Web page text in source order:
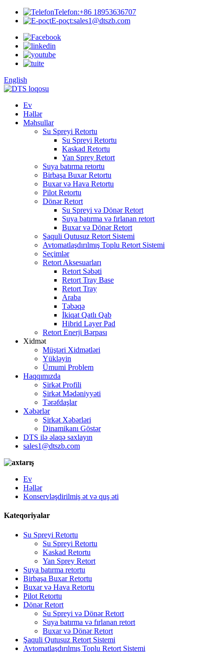
Telefon:+86 18953636707
E-poçt:sales1@dtszb.com
English
Ev
Həllər
Məhsullar
Su Spreyi Retortu
Su Spreyi Retortu
Kaskad Retortu
Yan Sprey Retort
Suya batırma retortu
Birbaşa Buxar Retortu
Buxar və Hava Retortu
Pilot Retortu
Dönər Retort
Su Spreyi və Dönər Retort
Suya batırma və fırlanan retort
Buxar və Dönər Retort
Şaquli Qutusuz Retort Sistemi
Avtomatlaşdırılmış Toplu Retort Sistemi
Seçimlər
Retort Aksesuarları
Retort Səbəti
Retort Tray Base
Retort Tray
Araba
Təbəqə
İkiqat Qatlı Qab
Hibrid Layer Pad
Retort Enerji Bərpası
Xidmət
Müştəri Xidmətləri
Yükləyin
Ümumi Problem
Haqqımızda
Şirkət Profili
Şirkət Mədəniyyəti
Tərəfdaşlar
Xəbərlər
Şirkət Xəbərləri
Dinamikanı Göstər
DTS ilə əlaqə saxlayın
sales1@dtszb.com
Ev
Həllər
Konservləşdirilmiş ət və quş əti
Kateqoriyalar
Su Spreyi Retortu
Su Spreyi Retortu
Kaskad Retortu
Yan Sprey Retort
Suya batırma retortu
Birbaşa Buxar Retortu
Buxar və Hava Retortu
Pilot Retortu
Dönər Retort
Su Spreyi və Dönər Retort
Suya batırma və fırlanan retort
Buxar və Dönər Retort
Şaquli Qutusuz Retort Sistemi
Avtomatlaşdırılmış Toplu Retort Sistemi